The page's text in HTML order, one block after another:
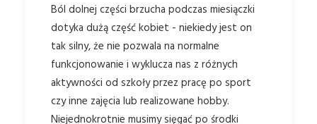
Ból dolnej części brzucha podczas miesiączki
dotyka dużą część kobiet - niekiedy jest on
tak silny, że nie pozwala na normalne
funkcjonowanie i wyklucza nas z różnych
aktywności od szkoły przez pracę po sport
czy inne zajęcia lub realizowane hobby.
Niejednokrotnie musimy sięgać po środki